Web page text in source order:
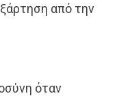
από την
όταν